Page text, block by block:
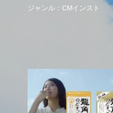
ジャンル：CMインスト